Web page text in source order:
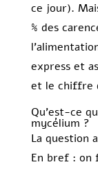
ce jour).
% des
express et
et le chiffre
Qu’est-ce
mycélium ?
La question
En bref : on